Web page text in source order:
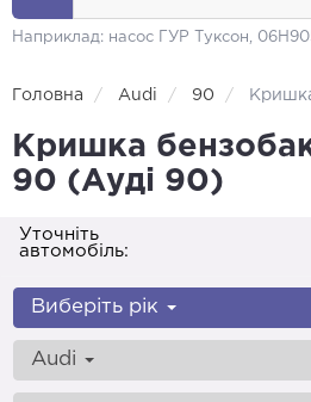
Наприклад: насос ГУР Туксон,
Головна Audi 90
Кришка
90 (Ауді 90)
Уточніть
автомобіль:
Виберіть рік
Audi